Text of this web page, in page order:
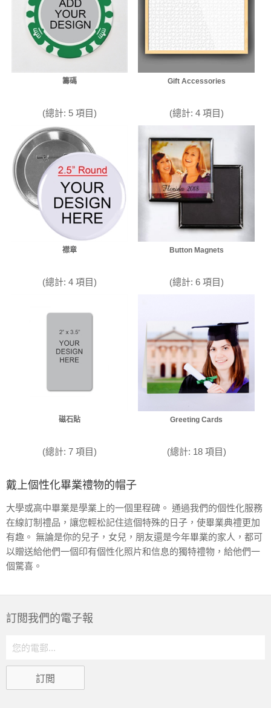
籌碼
(總計: 5 項目)
Gift Accessories
(總計: 4 項目)
襟章
(總計: 4 項目)
Button Magnets
(總計: 6 項目)
磁石貼
(總計: 7 項目)
Greeting Cards
(總計: 18 項目)
戴上個性化畢業禮物的帽子
大學或高中畢業是學業上的一個里程碑。 通過我們的個性化服務
在線訂制禮品，讓您輕松記住這個特殊的日子，使畢業典禮更加
有趣。 無論是你的兒子，女兒，朋友還是今年畢業的家人，都可
以贈送給他們一個印有個性化照片和信息的獨特禮物，給他們一
個驚喜。
訂閲我們的電子報